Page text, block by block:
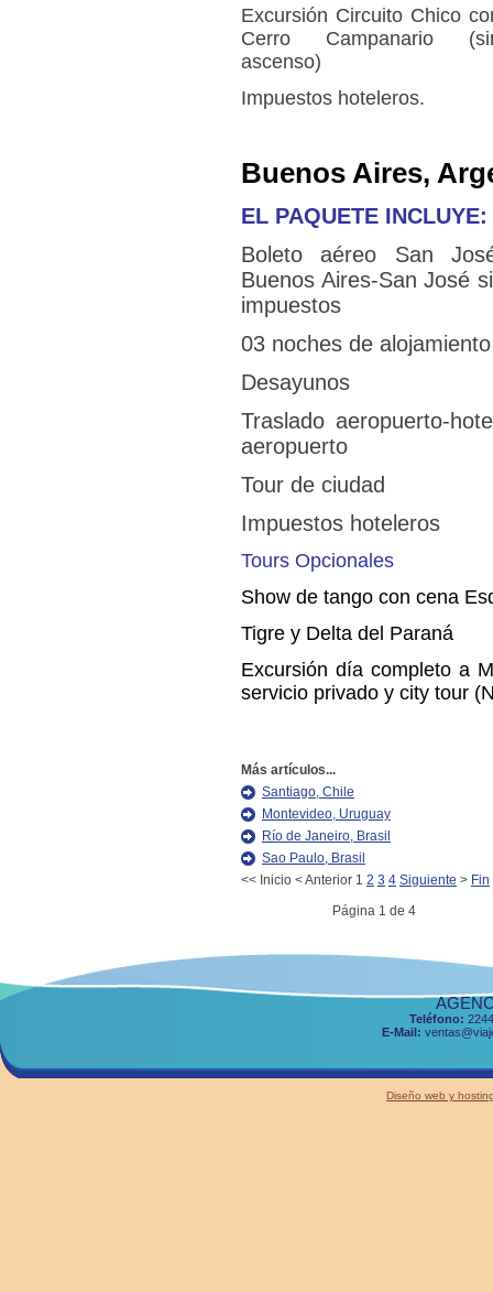
Excursión Circuito Chico
Cerro Campanario
ascenso)
Impuestos hoteleros.
Buenos Aires,
EL PAQUETE INCLUYE:
Boleto aéreo San
Buenos Aires-San José
impuestos
03 noches de alojamiento
Desayunos
Traslado aeropuerto-
aeropuerto
Tour de ciudad
Impuestos hoteleros
Tours Opcionales
Show de tango con cena
Tigre y Delta del Paraná
Excursión día completo a
servicio privado y city tour
Más artículos...
Santiago, Chile
Montevideo, Uruguay
Río de Janeiro, Brasil
Sao Paulo, Brasil
<< Inicio <Anterior 1 2 3 4 Siguiente > Fin
Página 1 de 4
Teléfono:
E-Mail:
Diseño web y